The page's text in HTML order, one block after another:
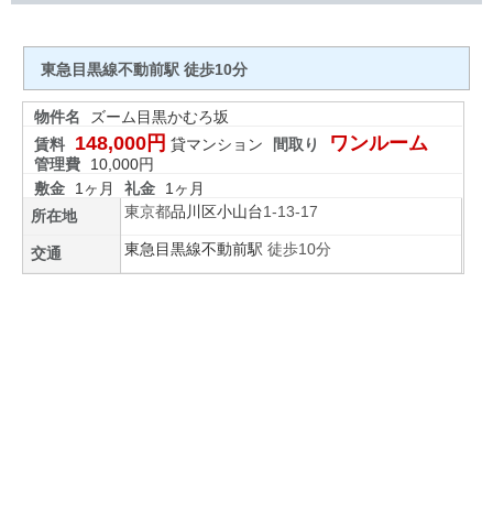
東急目黒線不動前駅 徒歩10分
物件名
ズーム目黒かむろ坂
賃料
148,000円 貸マンション 間取り ワンルーム
管理費
10,000円
敷金
1ヶ月 礼金
1ヶ月
所在地
東京都品川区小山台1-13-17
交通 東急目黒線不動前駅 徒歩10分